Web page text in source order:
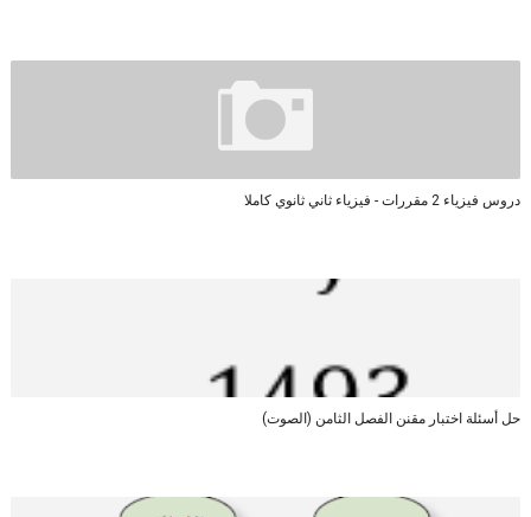
دروس فيزياء 2 مقررات - فيزياء ثاني ثانوي كاملا
حل أسئلة اختبار مقنن الفصل الثامن (الصوت)